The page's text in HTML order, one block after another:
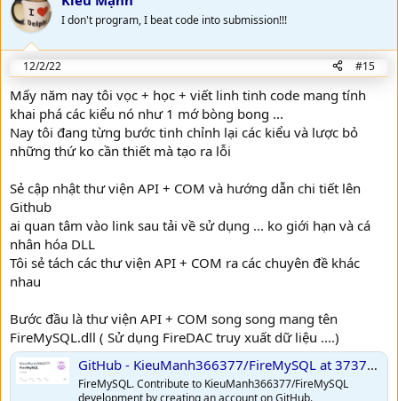
I don't program, I beat code into submission!!!
12/2/22 #15
Mấy năm nay tôi vọc + học + viết linh tinh code mang tính
khai phá các kiểu nó như 1 mớ bòng bong ...
Nay tôi đang từng bước tinh chỉnh lại các kiểu và lược bỏ
những thứ ko cần thiết mà tạo ra lỗi
Sẻ cập nhật thư viện API + COM và hướng dẫn chi tiết lên
Github
ai quan tâm vào link sau tải về sử dụng ... ko giới hạn và cá
nhân hóa DLL
Tôi sẻ tách các thư viện API + COM ra các chuyên đề khác
nhau
Bước đầu là thư viện API + COM song song mang tên
FireMySQL.dll ( Sử dụng FireDAC truy xuất dữ liệu ....)
GitHub - KieuManh366377/FireMySQL at 373792a9eea097a08155fd7a0f680a75f687e966
FireMySQL. Contribute to KieuManh366377/FireMySQL
development by creating an account on GitHub.